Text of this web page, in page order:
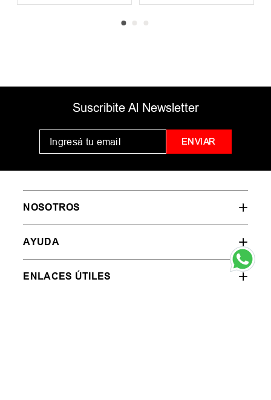
Suscribite Al Newsletter
ENVIAR
NOSOTROS
AYUDA
ENLACES ÚTILES